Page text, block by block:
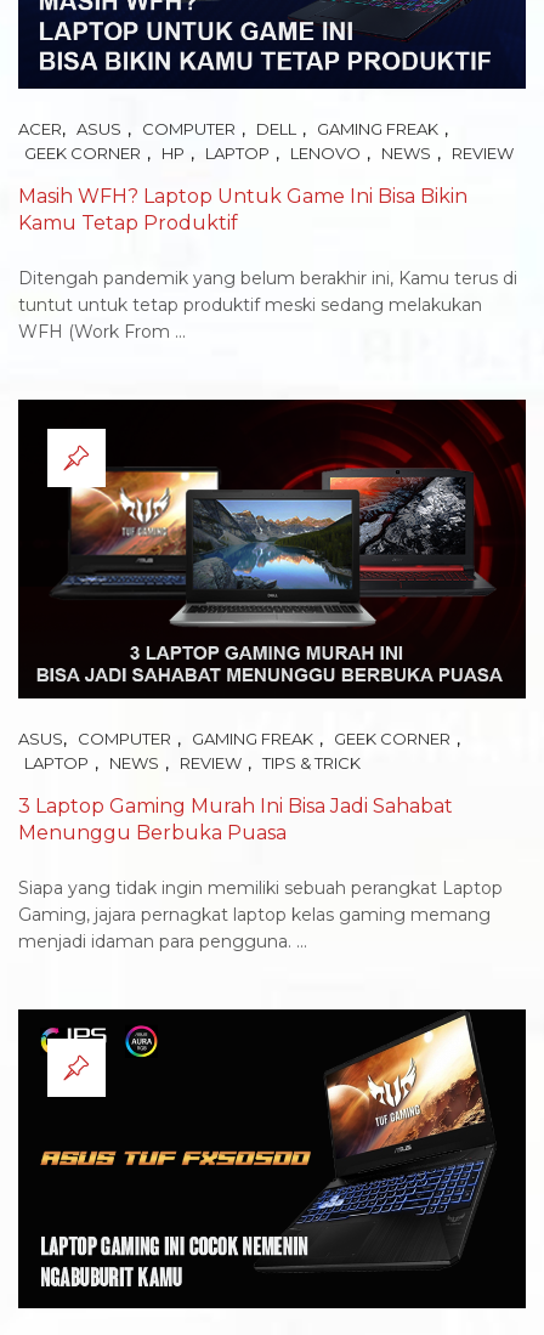
ACER, ASUS , COMPUTER , DELL , GAMING FREAK ,
GEEK CORNER , HP , LAPTOP , LENOVO , NEWS , REVIEW
Masih WFH? Laptop Untuk Game Ini Bisa Bikin
Kamu Tetap Produktif
Ditengah pandemik yang belum berakhir ini, Kamu terus di
tuntut untuk tetap produktif meski sedang melakukan
WFH (Work From ...
ASUS, COMPUTER , GAMING FREAK , GEEK CORNER ,
LAPTOP , NEWS , REVIEW , TIPS & TRICK
3 Laptop Gaming Murah Ini Bisa Jadi Sahabat
Menunggu Berbuka Puasa
Siapa yang tidak ingin memiliki sebuah perangkat Laptop
Gaming, jajara pernagkat laptop kelas gaming memang
menjadi idaman para pengguna. ...